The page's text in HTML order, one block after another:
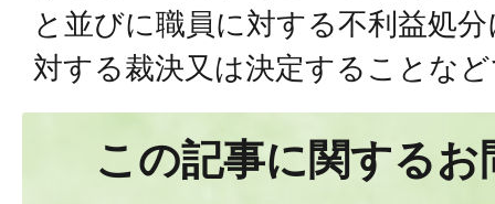
と並びに職員に対する不利益処
対する裁決又は決定することな
この記事に関する